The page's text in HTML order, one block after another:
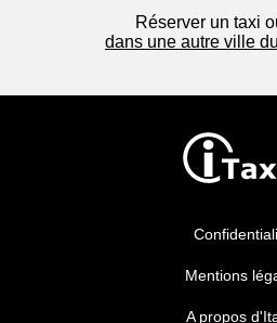
Réserver un taxi
dans une autre ville
Mentions
A propos